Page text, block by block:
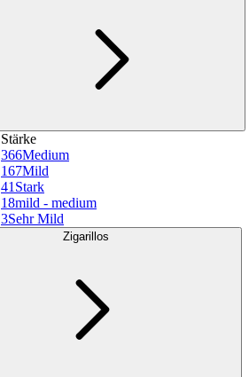
Stärke
366Medium
167Mild
41 Stark
18mild - medium
3Sehr Mild
Zigarillos